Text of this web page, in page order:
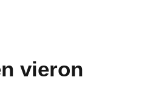
vieron